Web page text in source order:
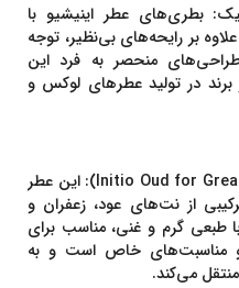
: بطری‌های عطراینیشیو با
بر رایحه‌های بی‌نظیر، توجه
منحصر به فرد این
برند در تولید عطرهای لوکس و
: این عطر
از نت‌های عود، زعفران و
طبعی گرم و غنی، مناسب برای
مناسبت‌های خاص است و به
می‌کند.